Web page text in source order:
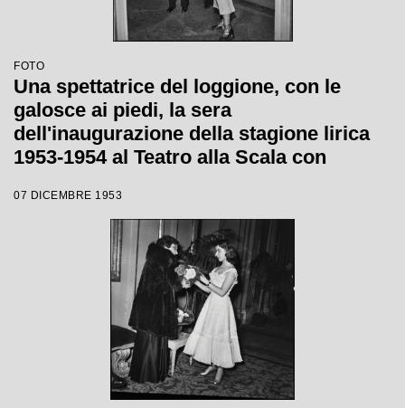
FOTO
Una spettatrice del loggione, con le
galosce ai piedi, la sera
dell'inaugurazione della stagione lirica
1953-1954 al Teatro alla Scala con
diretta da Carlo Maria Giulini
07 DICEMBRE 1953